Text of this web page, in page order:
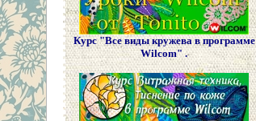
Курс "Все виды кружева в программе
Wilcom" .